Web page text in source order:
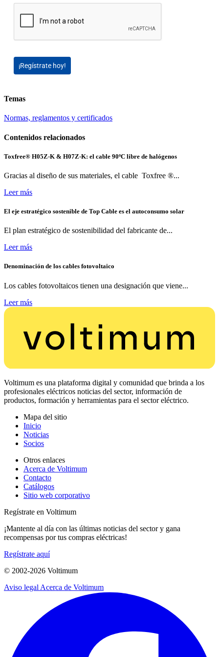
¡Regístrate hoy!
Temas
Normas, reglamentos y certificados
Contenidos relacionados
Toxfree® H05Z-K & H07Z-K: el cable 90ºC libre de halógenos
Gracias al diseño de sus materiales, el cable Toxfree ®...
Leer más
El eje estratégico sostenible de Top Cable es el autoconsumo solar
El plan estratégico de sostenibilidad del fabricante de...
Leer más
Denominación de los cables fotovoltaico
Los cables fotovoltaicos tienen una designación que viene...
Leer más
Voltimum es una plataforma digital y comunidad que brinda a los
profesionales eléctricos noticias del sector, información de
productos, formación y herramientas para el sector eléctrico.
Mapa del sitio
Inicio
Noticias
Socios
Otros enlaces
Acerca de Voltimum
Contacto
Catálogos
Sitio web corporativo
Regístrate en Voltimum
¡Mantente al día con las últimas noticias del sector y gana
recompensas por tus compras eléctricas!
Regístrate aquí
© 2002-2026 Voltimum
Aviso legal Acerca de Voltimum